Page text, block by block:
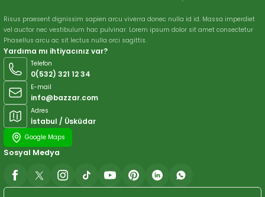
Risus praesent dignissim sapien arcu viverra donec nulla id id. Massa imperdiet
vel auctor nec vestibulum hac pulvinar. Lorem ipsum dolor sit amet consectetur
Phasellus arcu ac sit lectus nulla orci sagittis.
Yardıma mı ihtiyacınız var?
Telefon
0(532) 321 12 34
E-mail
info@bazzar.com
Adres
İstabul / Üsküdar
Google Maps
Sosyal Medya